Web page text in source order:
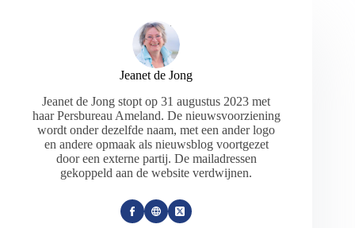
Jeanet de Jong
Jeanet de Jong stopt op 31 augustus 2023 met
haar Persbureau Ameland. De nieuwsvoorziening
wordt onder dezelfde naam, met een ander logo
en andere opmaak als nieuwsblog voortgezet
door een externe partij. De mailadressen
gekoppeld aan de website verdwijnen.